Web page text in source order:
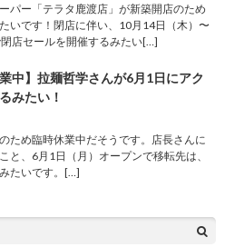
パー「テラタ鹿渡店」が新築開店のため
いです！閉店に伴い、10月14日（木）〜
店セールを開催するみたい[…]
業中】拉麺哲学さんが6月1日にアク
みたい！
ため臨時休業中だそうです。店長さんに
と、6月1日（月）オープンで移転先は、
たいです。[…]